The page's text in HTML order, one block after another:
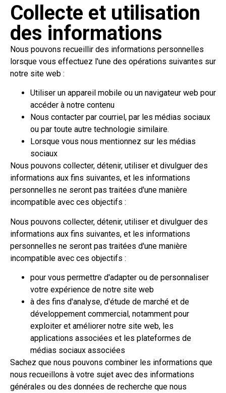
Collecte et utilisation
des informations
Nous pouvons recueillir des informations personnelles
lorsque vous effectuez l'une des opérations suivantes sur
notre site web :
Utiliser un appareil mobile ou un navigateur web pour
accéder à notre contenu
Nous contacter par courriel, par les médias sociaux
ou par toute autre technologie similaire.
Lorsque vous nous mentionnez sur les médias
sociaux
Nous pouvons collecter, détenir, utiliser et divulguer des
informations aux fins suivantes, et les informations
personnelles ne seront pas traitées d'une manière
incompatible avec ces objectifs :
Nous pouvons collecter, détenir, utiliser et divulguer des
informations aux fins suivantes, et les informations
personnelles ne seront pas traitées d'une manière
incompatible avec ces objectifs :
pour vous permettre d'adapter ou de personnaliser
votre expérience de notre site web
à des fins d'analyse, d'étude de marché et de
développement commercial, notamment pour
exploiter et améliorer notre site web, les
applications associées et les plateformes de
médias sociaux associées
Sachez que nous pouvons combiner les informations que
nous recueillons à votre sujet avec des informations
générales ou des données de recherche que nous